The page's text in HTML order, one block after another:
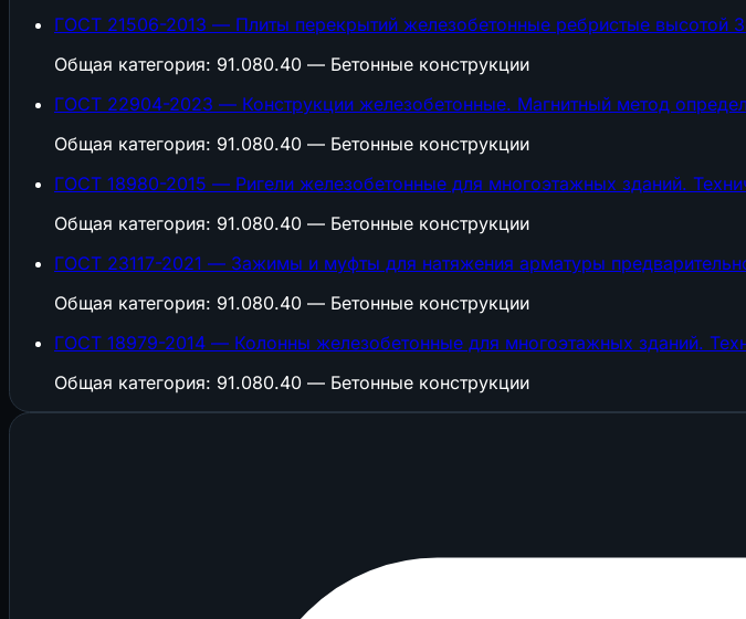
ГОСТ 21506-2013 — Плиты перекрытий железобетонные ребристые высотой
Общая категория: 91.080.40 — Бетонные конструкции
ГОСТ 22904-2023 — Конструкции железобетонные. Магнитный метод
Общая категория: 91.080.40 — Бетонные конструкции
ГОСТ 18980-2015 — Ригели железобетонные для многоэтажных зданий.
Общая категория: 91.080.40 — Бетонные конструкции
ГОСТ 23117-2021 — Зажимы и муфты для натяжения арматуры
Общая категория: 91.080.40 — Бетонные конструкции
ГОСТ 18979-2014 — Колонны железобетонные для многоэтажных зданий.
Общая категория: 91.080.40 — Бетонные конструкции